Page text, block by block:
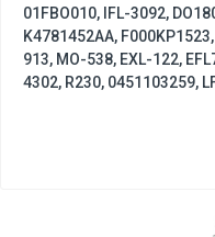
01FBO010, IFL-3092,
K4781452AA, F000KP1523,
913, MO-538, EXL-122,
4302, R230, 0451103259,